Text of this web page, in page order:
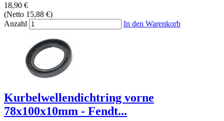
18,90 €
(Netto 15,88 €)
Anzahl
In den Warenkorb
Kurbelwellendichtring vorne
78x100x10mm - Fendt...